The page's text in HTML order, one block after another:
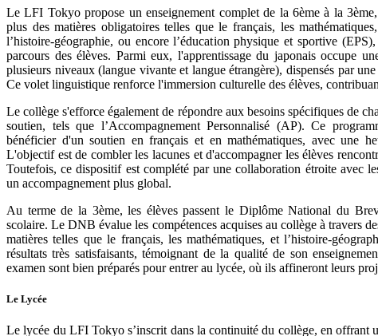
Le LFI Tokyo propose un enseignement complet de la 6ème à la
plus des matières obligatoires telles que le français, les
l’histoire-géographie, ou encore l’éducation physique et sportive
parcours des élèves. Parmi eux, l'apprentissage du japonais occupe
plusieurs niveaux (langue vivante et langue étrangère), dispensés par
Ce volet linguistique renforce l'immersion culturelle des élèves,
Le collège s'efforce également de répondre aux besoins spécifiques de
soutien, tels que l’Accompagnement Personnalisé (AP). Ce
bénéficier d'un soutien en français et en mathématiques, avec une
L'objectif est de combler les lacunes et d'accompagner les élèves
Toutefois, ce dispositif est complété par une collaboration étroite avec
un accompagnement plus global.
Au terme de la 3ème, les élèves passent le Diplôme National du
scolaire. Le DNB évalue les compétences acquises au collège à travers
matières telles que le français, les mathématiques, et l’histoire-
résultats très satisfaisants, témoignant de la qualité de son
examen sont bien préparés pour entrer au lycée, où ils affineront leurs
Le Lycée
Le lycée du LFI Tokyo s’inscrit dans la continuité du collège, en offrant